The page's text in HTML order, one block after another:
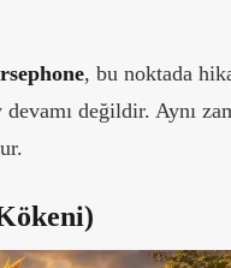
, bu noktada
değildir. Aynı